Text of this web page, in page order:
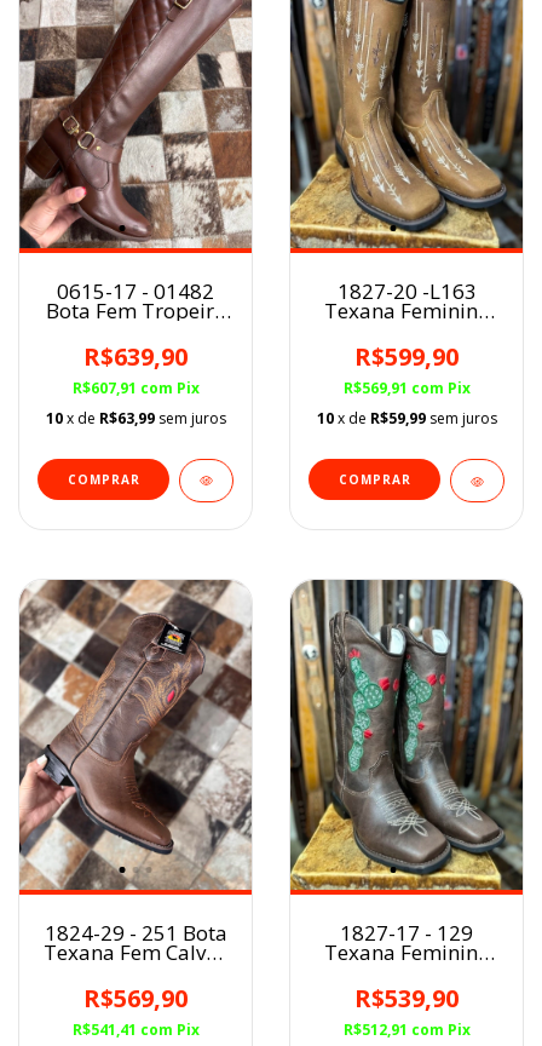
0615-17 - 01482
Bota Fem Tropeiro
Mustang Conhaque
R$639,90
R$607,91 com Pix
10 x de R$63,99 sem juros
COMPRAR
1827-20 -L163
Texana Feminina
Couro Crazy Horse
Havana
R$599,90
R$569,91 com Pix
10 x de R$59,99 sem juros
COMPRAR
1824-29 - 251 Bota
Texana Fem Calvas
R$569,90
R$541,41 com Pix
1827-17 - 129
Texana Feminina
Couro
Fóssil/Tabaco
Angus
R$539,90
R$512,91 com Pix